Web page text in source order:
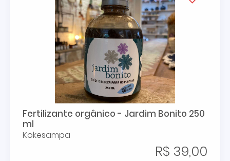
Fertilizante orgânico - Jardim Bonito 250
ml
Kokesampa
R$ 39,00